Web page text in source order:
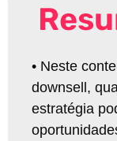
• Neste
downsell,
estratégia